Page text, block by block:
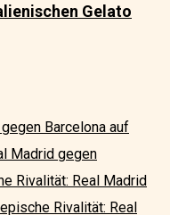
Gelato
Barcelona auf
Madrid gegen
Rivalität: Real Madrid
Rivalität: Real